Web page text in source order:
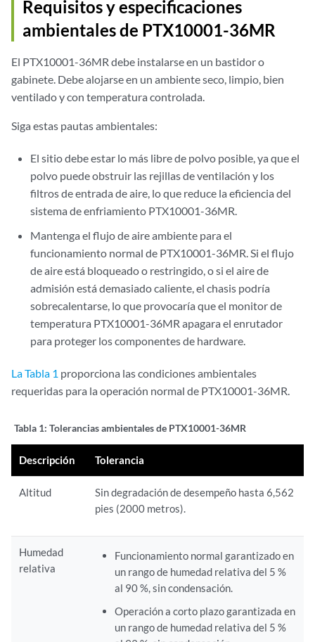
Requisitos y especificaciones
ambientales de PTX10001-36MR
El PTX10001-36MR debe instalarse en un bastidor o
gabinete. Debe alojarse en un ambiente seco, limpio, bien
ventilado y con temperatura controlada.
Siga estas pautas ambientales:
El sitio debe estar lo más libre de polvo posible, ya que el
polvo puede obstruir las rejillas de ventilación y los
filtros de entrada de aire, lo que reduce la eficiencia del
sistema de enfriamiento PTX10001-36MR.
Mantenga el flujo de aire ambiente para el
funcionamiento normal de PTX10001-36MR. Si el flujo
de aire está bloqueado o restringido, o si el aire de
admisión está demasiado caliente, el chasis podría
sobrecalentarse, lo que provocaría que el monitor de
temperatura PTX10001-36MR apagara el enrutador
para proteger los componentes de hardware.
La Tabla 1 proporciona las condiciones ambientales
requeridas para la operación normal de PTX10001-36MR.
Tabla 1: Tolerancias ambientales de PTX10001-36MR
Descripción Tolerancia
Altitud
Sin degradación de desempeño hasta 6,562
pies (2000 metros).
Humedad
relativa
Funcionamiento normal garantizado en
un rango de humedad relativa del 5 %
al 90 %, sin condensación.
Operación a corto plazo garantizada en
un rango de humedad relativa del 5 %